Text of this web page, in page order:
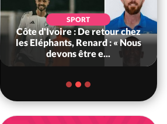
SPORT
Côte d'Ivoire : De retour chez
les Eléphants, Renard : « Nous
devons être e...